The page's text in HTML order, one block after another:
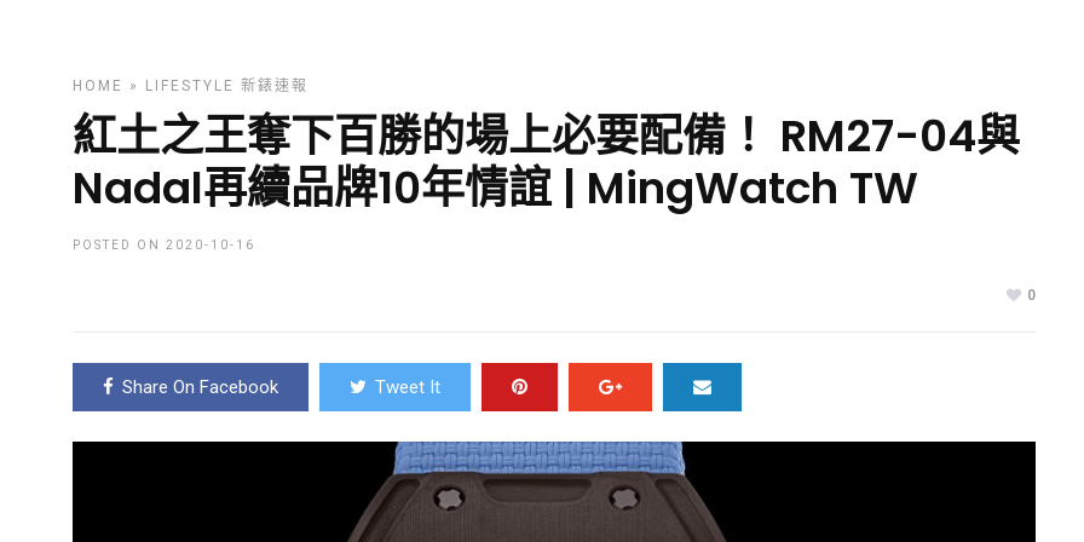
HOME » LIFESTYLE 新錶速報
紅土之王奪下百勝的場上必要配備！ RM27-04與
Nadal再續品牌10年情誼 | MingWatch TW
POSTED ON 2020-10-16
0
Share On Facebook Tweet It